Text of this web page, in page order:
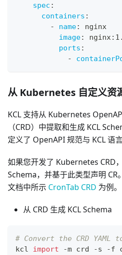
spec :
containers :
-
name:
nginx
image: nginx:
ports :
-
从 Kubernetes 自定义资
KCL 支持从 Kubernetes
（CRD）中提取和生成 KCL
定义了 OpenAPI 规范与 KCL 语
如果您开发了 Kubernetes CRD
Schema，并基于此类型声明
文档中所示 CronTab CRD 为例。
从 CRD 生成 KCL Schema
# Convert the CRD YAML
kcl import -m crd -s -f